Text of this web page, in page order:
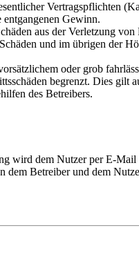
Vertragspflichten
Gewinn.
aus der Verletzung
und im übrigen der
oder grob
begrenzt. Dies gilt
des Betreibers.
wird dem Nutzer per E-Mail
Betreiber und dem